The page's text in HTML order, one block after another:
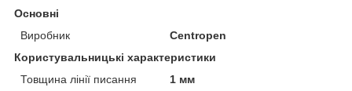
Основні
Виробник
Centropen
Користувальницькі характеристики
Товщина лінії писання
1 мм